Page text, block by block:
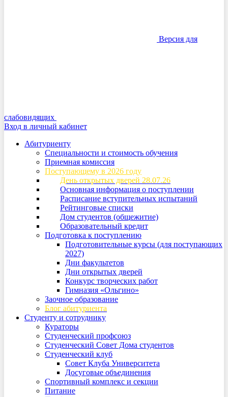
Версия для
слабовидящих
Вход в личный кабинет
Абитуриенту
Специальности и стоимость обучения
Приемная комиссия
Поступающему в 2026 году
День открытых дверей 28.07.26
Основная информация о поступлении
Расписание вступительных испытаний
Рейтинговые списки
Дом студентов (общежитие)
Образовательный кредит
Подготовка к поступлению
Подготовительные курсы (для поступающих
2027)
Дни факультетов
Дни открытых дверей
Конкурс творческих работ
Гимназия «Ольгино»
Заочное образование
Блог абитуриента
Студенту и сотруднику
Кураторы
Студенческий профсоюз
Студенческий Совет Дома студентов
Студенческий клуб
Совет Клуба Университета
Досуговые объединения
Спортивный комплекс и секции
Питание